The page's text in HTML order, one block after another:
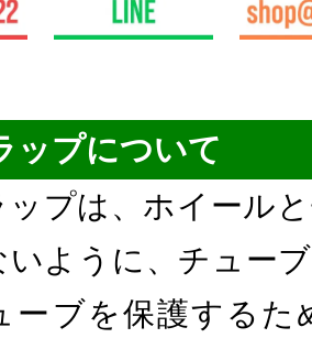
ップについて
ップは、ホイール
ように、チュー
ーブを保護するた